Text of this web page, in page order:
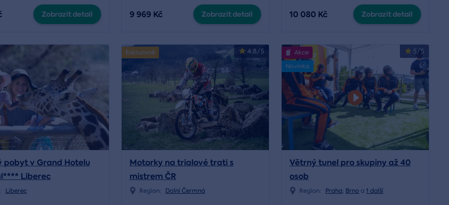
Zobrazit detail 9 969 Kč Zobrazit detail 10 080 Kč Zobrazit detail
pobyt v Grand Hotelu
Liberec
Liberec
4.8/5
Exkluzivně
Motorky na trialové trati s
mistrem ČR
Region: Dolní Čermná
5/5
Akce
Novinka
Větrný tunel pro skupiny až 40
osob
Region: Praha, Brno a1 další